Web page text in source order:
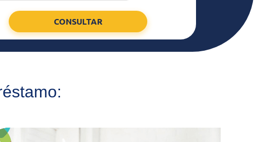
CONSULTAR